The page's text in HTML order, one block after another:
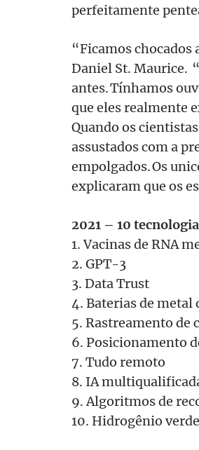
perfeitamente
“Ficamos
Daniel St. Maurice.
antes. Tínhamos
que eles realmente
Quando os
assustados com a
empolgados. Os
explicaram que os
2021 – 10
1. Vacinas de RNA
2. GPT-3
3. Data Trust
4. Baterias de metal
5. Rastreamento de
6. Posicionamento
7. Tudo remoto
8. IA
9. Algoritmos de
10. Hidrogênio verde